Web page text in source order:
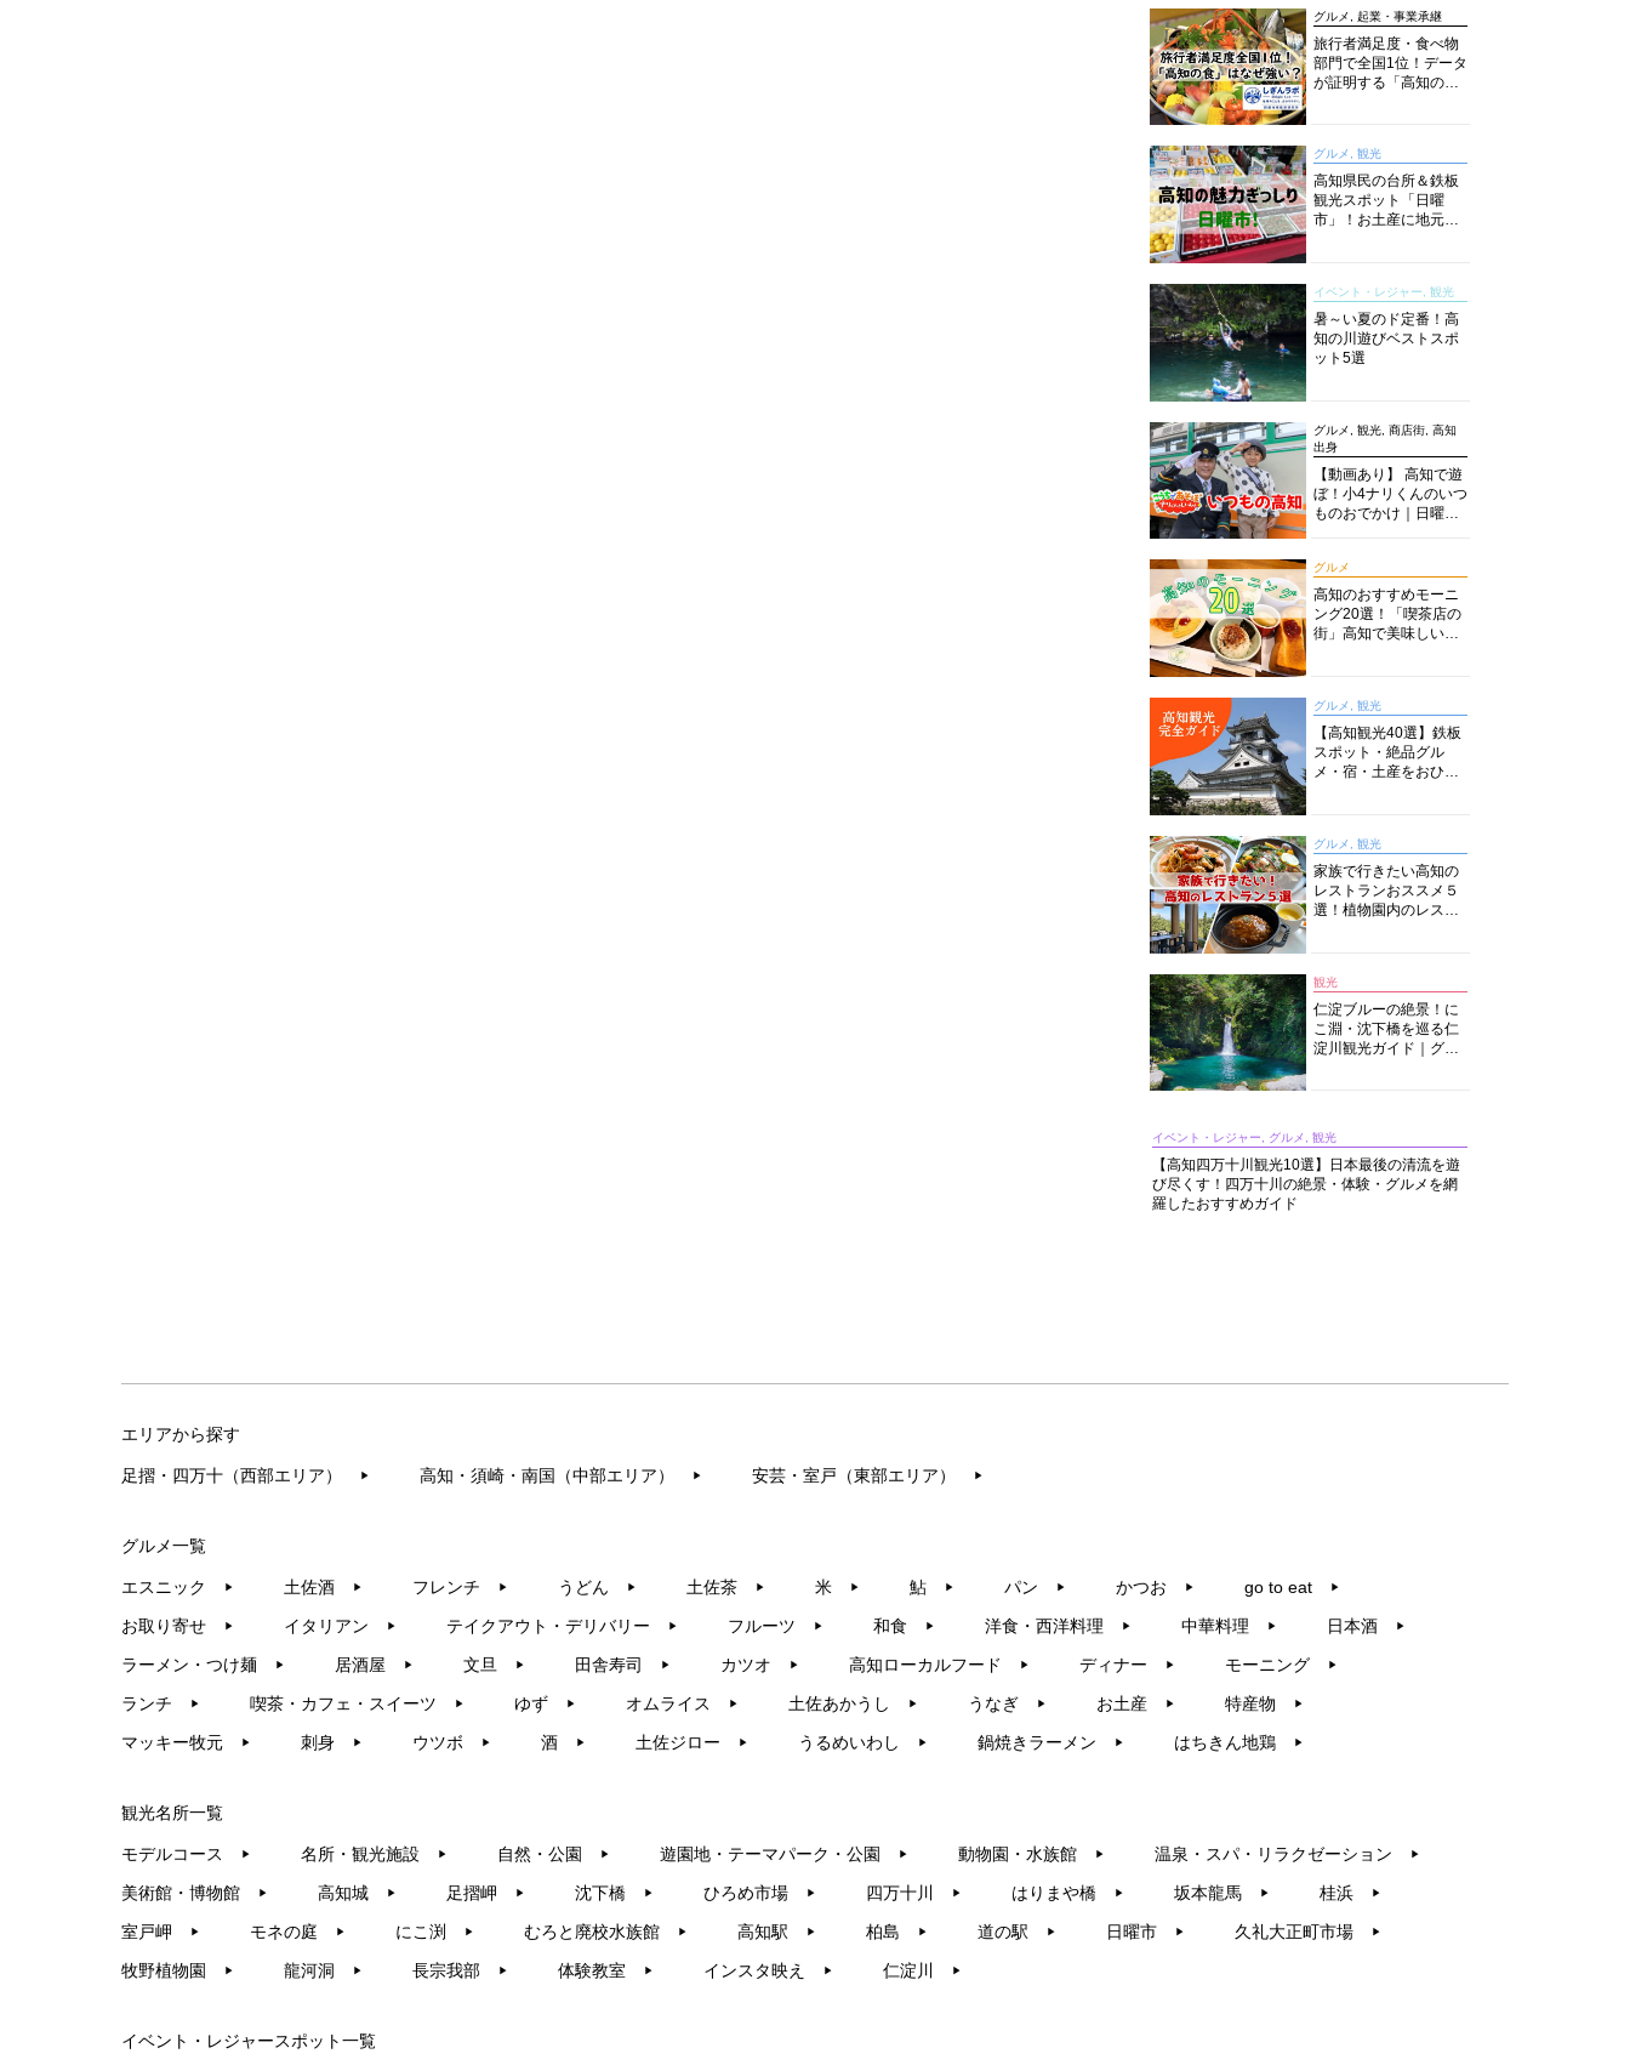
グルメ, 起業・事業承継
旅行者満足度・食べ物
部門で全国1位！データ
が証明する「高知の
グルメ, 観光
高知県民の台所＆鉄板
観光スポット「日曜
市」！お土産に地元野
説！
イベント・レジャー, 観光
暑～い夏のド定番！高
知の川遊びベストスポ
ット5選
グルメ, 観光, 商店街, 高知
出身
【動画あり】 高知で遊
ぼ！小4ナリくんのいつ
ものおでかけ｜日曜市
グルメ
高知のおすすめモーニ
ング20選！「喫茶店の
街」高知で美味しい喫
グルメ, 観光
【高知観光40選】鉄板
スポット・絶品グル
メ・宿・土産をおひと
グルメ, 観光
家族で行きたい高知の
レストランおススメ５
選！植物園内のレスト
観光
仁淀ブルーの絶景！に
こ淵・沈下橋を巡る仁
淀川観光ガイド｜グル
イベント・レジャー, グルメ, 観光
【高知四万十川観光10選】日本最後の清流を遊
び尽くす！四万十川の絶景・体験・グルメを網
羅したおすすめガイド
エリアから探す
足摺・四万十（西部エリア） ▶︎ 高知・須崎・南国（中部エリア） ▶︎ 安芸・室戸（東部エリア） ▶︎
グルメ一覧
エスニック ▶︎ 土佐酒 ▶︎ フレンチ ▶︎ うどん ▶︎ 土佐茶 ▶︎ 米 ▶︎ 鮎 ▶︎ パン ▶︎ かつお ▶︎ go to eat ▶︎
お取り寄せ ▶︎ イタリアン ▶︎ テイクアウト・デリバリー ▶︎ フルーツ ▶︎ 和食 ▶︎ 洋食・西洋料理 ▶︎ 中華料理 ▶︎ 日本酒 ▶︎
ラーメン・つけ麺 ▶︎ 居酒屋 ▶︎ 文旦 ▶︎ 田舎寿司 ▶︎ カツオ ▶︎ 高知ローカルフード ▶︎ ディナー ▶︎ モーニング ▶︎
ランチ ▶︎ 喫茶・カフェ・スイーツ ▶︎ ゆず ▶︎ オムライス ▶︎ 土佐あかうし ▶︎ うなぎ ▶︎ お土産 ▶︎ 特産物 ▶︎
マッキー牧元 ▶︎ 刺身 ▶︎ ウツボ ▶︎ 酒 ▶︎ 土佐ジロー ▶︎ うるめいわし ▶︎ 鍋焼きラーメン ▶︎ はちきん地鶏 ▶︎
観光名所一覧
モデルコース ▶︎ 名所・観光施設 ▶︎ 自然・公園 ▶︎ 遊園地・テーマパーク・公園 ▶︎ 動物園・水族館 ▶︎ 温泉・スパ・リラクゼーション ▶︎
美術館・博物館 ▶︎ 高知城 ▶︎ 足摺岬 ▶︎ 沈下橋 ▶︎ ひろめ市場 ▶︎ 四万十川 ▶︎ はりまや橋 ▶︎ 坂本龍馬 ▶︎ 桂浜 ▶︎
室戸岬 ▶︎ モネの庭 ▶︎ にこ渕 ▶︎ むろと廃校水族館 ▶︎ 高知駅 ▶︎ 柏島 ▶︎ 道の駅 ▶︎ 日曜市 ▶︎ 久礼大正町市場 ▶︎
牧野植物園 ▶︎ 龍河洞 ▶︎ 長宗我部 ▶︎ 体験教室 ▶︎ インスタ映え ▶︎ 仁淀川 ▶︎
イベント・レジャースポット一覧